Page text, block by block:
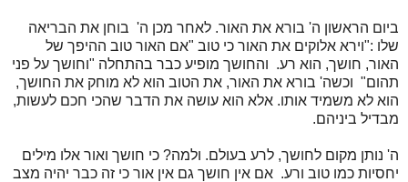
ביום הראשון ה' בורא את האור. לאחר מכן ה' בוחן את הבריאה
שלו :"וירא אלוקים את האור כי טוב "אם האור טוב ההיפך של
האור, חושך, הוא רע. והחושך מופיע כבר בהתחלה "וחושך על פני
תהום" וכשה' בורא את האור, את הטוב הוא לא מוחק את החושך,
הוא לא משמיד אותו. אלא הוא עושה את הדבר שהכי חכם לעשות,
מבדיל ביניהם.
ה' נותן מקום לחושך, לרע בעולם. ולמה? כי חושך ואור אלו מילים
יחסיות כמו טוב ורע. אם אין חושך גם אין אור כי זה כבר יהיה מצב